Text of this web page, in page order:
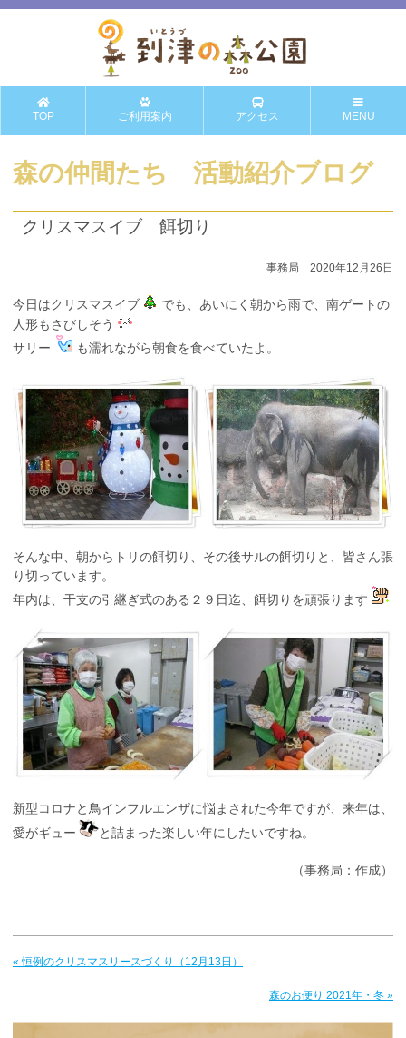
TOP ご利用案内 アクセス MENU
森の仲間たち 活動紹介ブログ
クリスマスイブ 餌切り
事務局 2020年12月26日
今日はクリスマスイブ
でも、あいにく朝から雨で、南ゲートの
人形もさびしそう
サリー
も濡れながら朝食を食べていたよ。
そんな中、朝からトリの餌切り、その後サルの餌切りと、皆さん張
り切っています。
年内は、干支の引継ぎ式のある２９日迄、餌切りを頑張ります
新型コロナと鳥インフルエンザに悩まされた今年ですが、来年は、
愛がギュー
と詰まった楽しい年にしたいですね。
（事務局：作成）
« 恒例のクリスマスリースづくり（12月13日）
森のお便り 2021年・冬 »